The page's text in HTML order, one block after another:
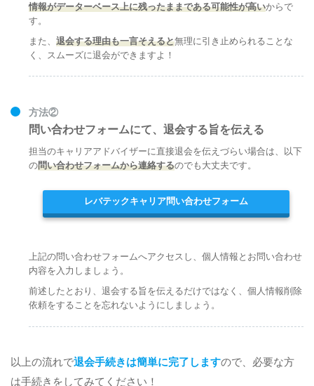
情報がデーターベース上に残ったままである可能性が高いからで
す。
また、退会する理由も一言そえると無理に引き止められることな
く、スムーズに退会ができますよ！
方法②
問い合わせフォームにて、退会する旨を伝える
担当のキャリアアドバイザーに直接退会を伝えづらい場合は、以下
の問い合わせフォームから連絡するのでも大丈夫です。
レバテックキャリア問い合わせフォーム
上記の問い合わせフォームへアクセスし、個人情報とお問い合わせ
内容を入力しましょう。
前述したとおり、退会する旨を伝えるだけではなく、個人情報削除
依頼をすることを忘れないようにしましょう。
以上の流れで退会手続きは簡単に完了しますので、必要な方
は手続きをしてみてください！